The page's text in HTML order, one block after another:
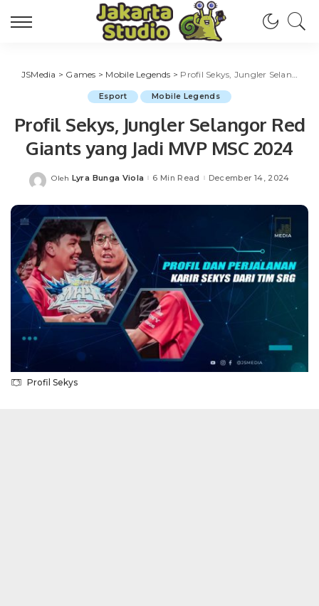
JSMedia > Games > Mobile Legends > Profil Sekys, Jungler Selangor Red Giants yang Jadi MVP MSC 2024
Esport Mobile Legends
Profil Sekys, Jungler Selangor Red
Giants yang Jadi MVP MSC 2024
Posted
Oleh Lyra Bunga Viola 6 Min Read December 14, 2024
Profil Sekys